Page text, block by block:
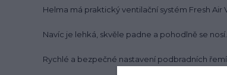
Helma má praktický ventilační systém Fresh
Navíc je lehká, skvěle padne a pohodlně se nosí.
Rychlé a bezpečné nastavení podbradních